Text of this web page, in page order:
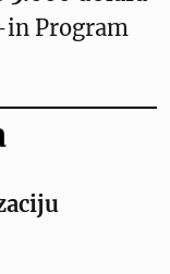
Program